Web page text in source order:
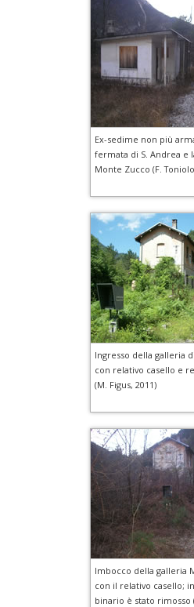
Ex-sedime non più
fermata di S. Andrea e
Monte Zucco (F.
Ingresso della galleria
con relativo casello e
(M. Figus, 2011)
Imbocco della galleria
con il relativo casello;
binario è stato rimosso